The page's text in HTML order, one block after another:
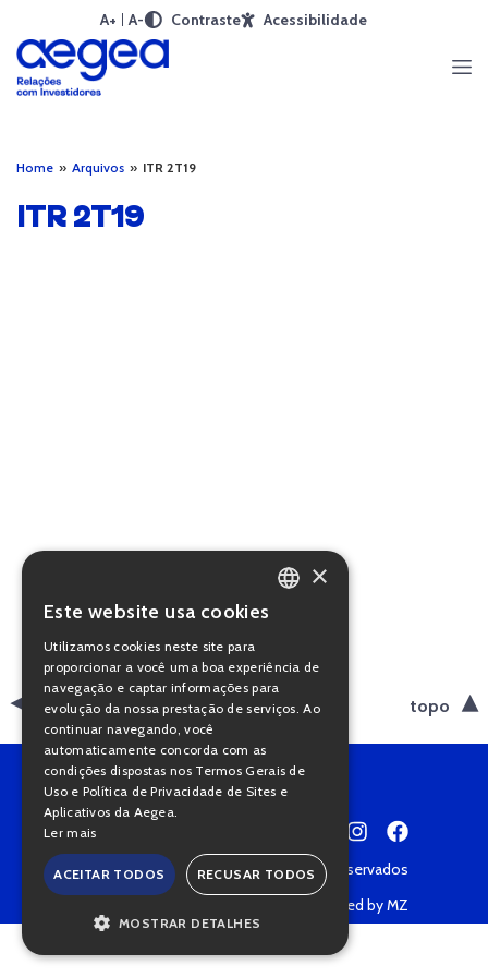
A+ A- Contraste Acessibilidade
Home » Arquivos » ITR 2T19
ITR 2T19
voltar topo
Copyright © 2022 • Todos os direitos reservados
Powered by MZ
PORTUGUESE
×
Este website usa cookies
Utilizamos cookies neste site para
proporcionar a você uma boa experiência de
navegação e captar informações para
evolução da nossa prestação de serviços. Ao
continuar navegando, você
automaticamente concorda com as
condições dispostas nos Termos Gerais de
Uso e Política de Privacidade de Sites e
Aplicativos da Aegea.
Ler mais
ACEITAR TODOS RECUSAR TODOS
MOSTRAR DETALHES